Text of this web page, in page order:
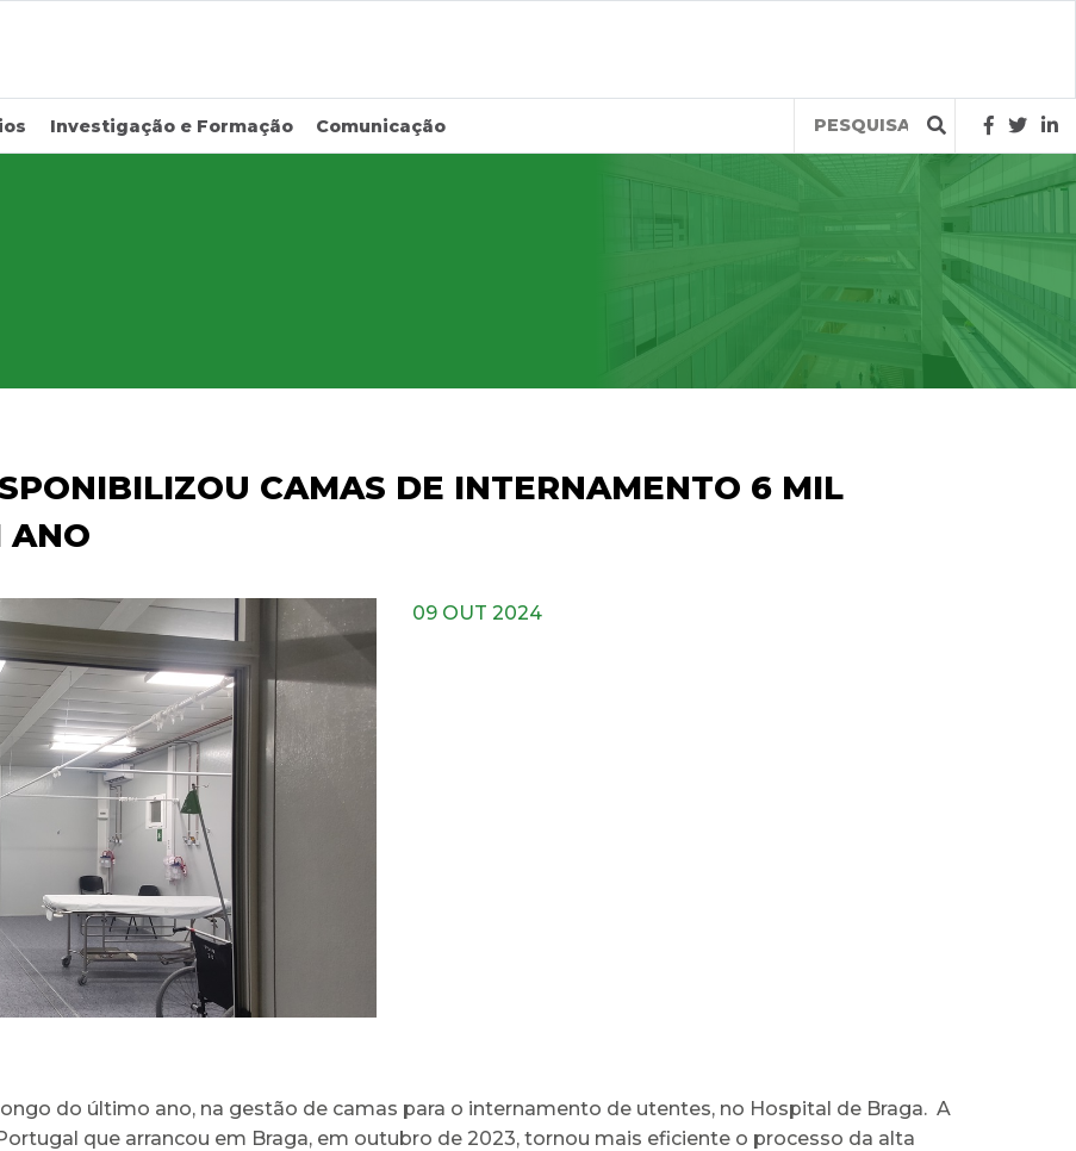
Investigação e Formação Comunicação
Query
CAMAS DE INTERNAMENTO 6 MIL
ANO
09 OUT 2024
do último ano, na gestão de camas para o internamento de utentes, no Hospital de Braga. A
que arrancou em Braga, em outubro de 2023, tornou mais eficiente o processo da alta